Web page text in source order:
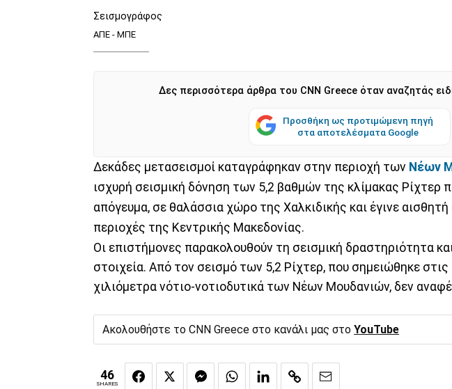
Σεισμογράφος
ΑΠΕ - ΜΠΕ
Δες περισσότερα άρθρα του CNN Greece όταν αναζητάς
Προσθήκη ως προτιμώμενη πηγή
στα αποτελέσματα Google
Δεκάδες μετασεισμοί καταγράφηκαν στην περιοχή των Νέων
ισχυρή σεισμική δόνηση των 5,2 βαθμών της κλίμακας Ρίχτερ
απόγευμα, σε θαλάσσια χώρο της Χαλκιδικής και έγινε
περιοχές της Κεντρικής Μακεδονίας.
Οι επιστήμονες παρακολουθούν τη σεισμική δραστηριότητα
στοιχεία. Από τον σεισμό των 5,2 Ρίχτερ, που σημειώθηκε
χιλιόμετρα νότιο-νοτιοδυτικά των Νέων Μουδανιών, δεν
Ακολουθήστε το CNN Greece στο κανάλι μας στο YouTube
46
SHARES